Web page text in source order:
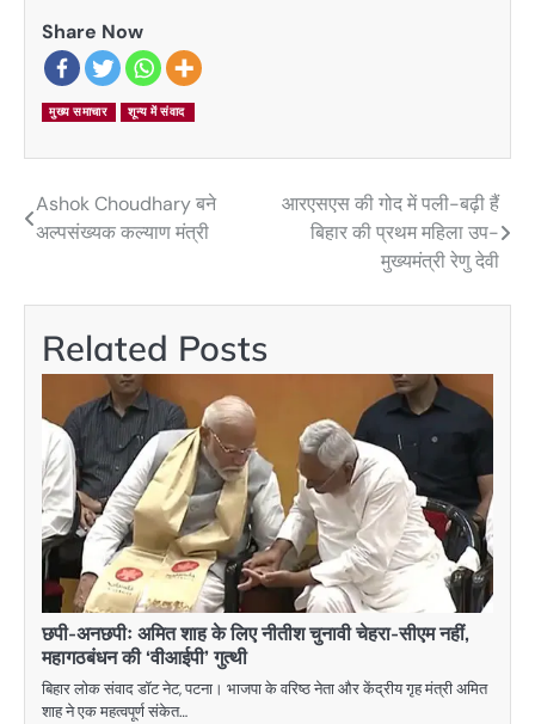
Share Now
मुख्य समाचार शून्य में संवाद
Post
Ashok Choudhary बने
अल्पसंख्यक कल्याण मंत्री
आरएसएस की गोद में पली-बढ़ी हैं
बिहार की प्रथम महिला उप-
मुख्यमंत्री रेणु देवी
Related Posts
छपी-अनछपीः अमित शाह के लिए नीतीश चुनावी चेहरा-सीएम नहीं,
महागठबंधन की ‘वीआईपी’ गुत्थी
बिहार लोक संवाद डॉट नेट, पटना। भाजपा के वरिष्ठ नेता और केंद्रीय गृह मंत्री अमित
शाह ने एक महत्वपूर्ण संकेत…